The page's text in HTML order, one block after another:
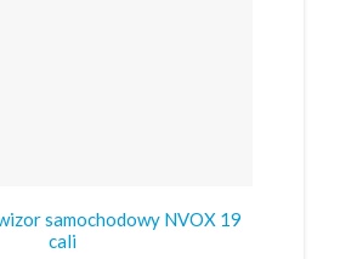
samochodowy NVOX 19
cali